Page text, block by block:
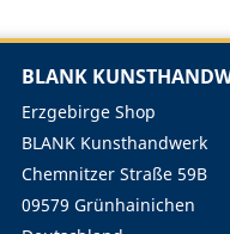
BLANK
Erzgebirge Shop
BLANK Kunsthandwerk
Chemnitzer Straße 59B
09579 Grünhainichen